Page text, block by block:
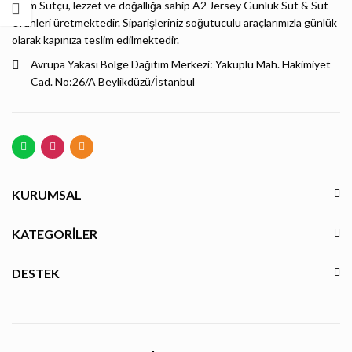
Bizim Sütçü, lezzet ve doğallığa sahip A2 Jersey Günlük Süt & Süt
Ürünleri üretmektedir. Siparişleriniz soğutuculu araçlarımızla günlük
olarak kapınıza teslim edilmektedir.
Avrupa Yakası Bölge Dağıtım Merkezi: Yakuplu Mah. Hakimiyet
Cad. No:26/A Beylikdüzü/İstanbul
KURUMSAL
KATEGORILER
DESTEK